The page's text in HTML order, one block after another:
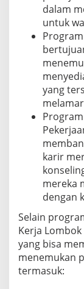
dalam
untuk
yang
karir
mereka
dengan
Selain
Kerja
yang bisa
menemukan
termasuk: